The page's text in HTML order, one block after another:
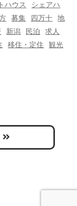
ハウス
シェアハ
募集 四万十
地
新潟 民泊
求人
移住・定住
観光